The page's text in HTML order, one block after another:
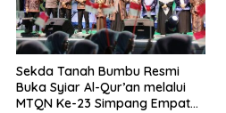
Sekda Tanah Bumbu Resmi
Buka Syiar Al-Qur’an melalui
MTQN Ke-23 Simpang Empat